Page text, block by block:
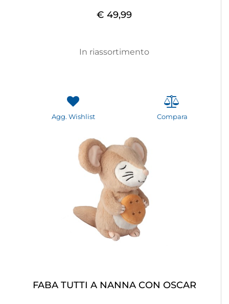
€ 49,99
In riassortimento
Agg. Wishlist Compara
FABA TUTTI A NANNA CON OSCAR